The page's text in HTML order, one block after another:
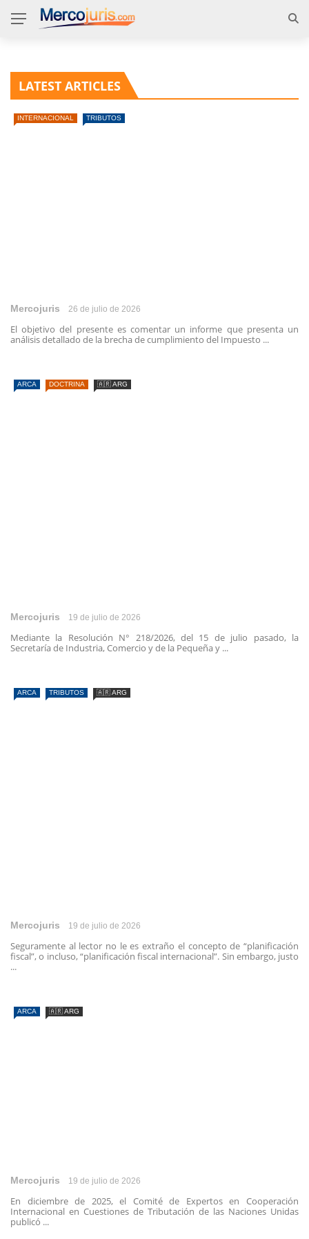
LATEST ARTICLES
INTERNACIONAL TRIBUTOS
Mercojuris 26 de julio de 2026
El objetivo del presente es comentar un informe que presenta un
análisis detallado de la brecha de cumplimiento del Impuesto ...
ARCA DOCTRINA 🇦🇷 ARG
Mercojuris 19 de julio de 2026
Mediante la Resolución N° 218/2026, del 15 de julio pasado, la
Secretaría de Industria, Comercio y de la Pequeña y ...
ARCA TRIBUTOS 🇦🇷 ARG
Mercojuris 19 de julio de 2026
Seguramente al lector no le es extraño el concepto de “planificación
fiscal”, o incluso, “planificación fiscal internacional”. Sin embargo, justo
...
ARCA 🇦🇷 ARG
Mercojuris 19 de julio de 2026
En diciembre de 2025, el Comité de Expertos en Cooperación
Internacional en Cuestiones de Tributación de las Naciones Unidas
publicó ...